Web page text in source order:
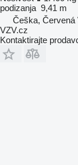
podizanja 9,41 m
Češka, Červená
VZV.cz
Kontaktirajte